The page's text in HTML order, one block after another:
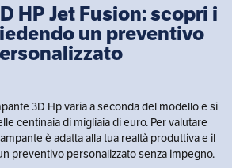
HP Jet Fusion: scopri i
un preventivo
3D Hp varia a seconda del modello e si
centinaia di migliaia di euro. Per valutare
è adatta alla tua realtà produttiva e il
preventivo personalizzato senza impegno.